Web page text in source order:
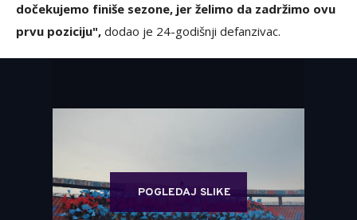
dočekujemo finiše sezone, jer želimo da zadržimo ovu
prvu poziciju", dodao je 24-godišnji defanzivac.
POGLEDAJ SLIKE